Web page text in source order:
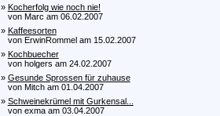
» Kocherfolg wie noch nie!
von Marc am 06.02.2007
» Kaffeesorten
von ErwinRommel am 15.02.2007
» Kochbuecher
von holgers am 24.02.2007
» Gesunde Sprossen für zuhause
von Mitch am 01.04.2007
» Schweinekrümel mit Gurkensal...
von exma am 03.04.2007